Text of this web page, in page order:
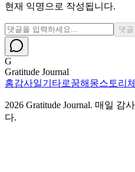
현재 익명으로 작성됩니다.
댓
G
Gratitude Journal
홈감사일기 타로꿈해몽스토리
2026 Gratitude Journal. 매일 감
다.